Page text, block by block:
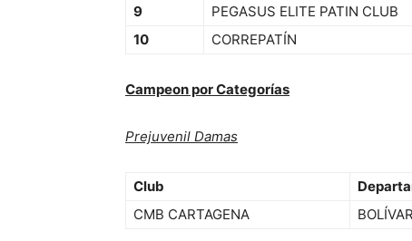
9
PEGASUS ELITE PATIN CLUB
10
CORREPATÍN
Campeon por Categorías
Prejuvenil Damas
Club
CMB CARTAGENA
BOLÍVAR